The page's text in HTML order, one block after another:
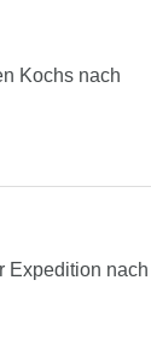
Kochs nach
Expedition nach